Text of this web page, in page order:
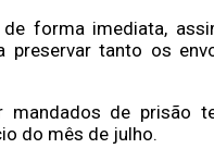
forma imediata,
preservar tanto os
de prisão
do mês de julho.